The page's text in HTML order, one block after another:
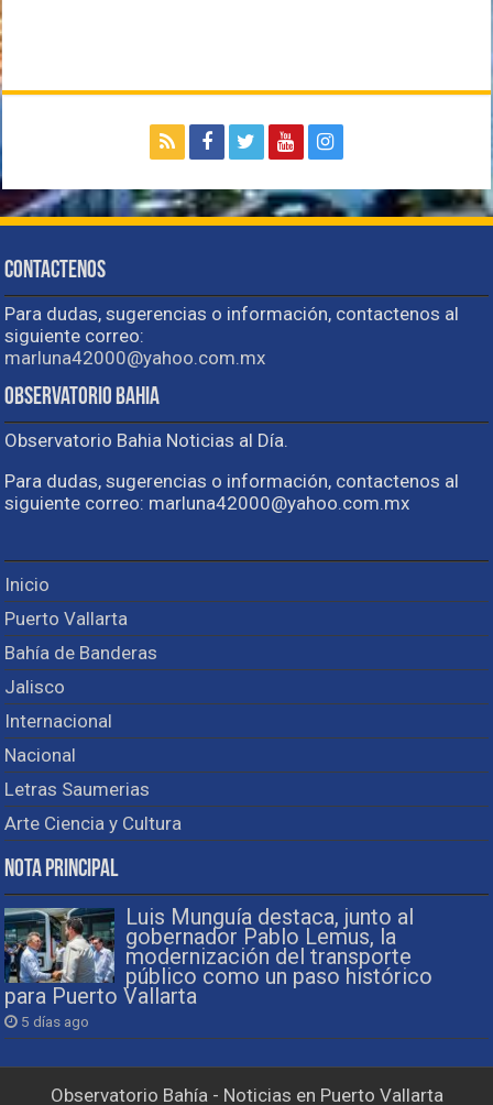
Contactenos
Para dudas, sugerencias o información, contactenos al
siguiente correo:
marluna42000@yahoo.com.mx
Observatorio Bahia
Observatorio Bahia Noticias al Día.
Para dudas, sugerencias o información, contactenos al
siguiente correo: marluna42000@yahoo.com.mx
Inicio
Puerto Vallarta
Bahía de Banderas
Jalisco
Internacional
Nacional
Letras Saumerias
Arte Ciencia y Cultura
Nota Principal
Luis Munguía destaca, junto al
gobernador Pablo Lemus, la
modernización del transporte
público como un paso histórico
para Puerto Vallarta
5 días ago
Observatorio Bahía - Noticias en Puerto Vallarta